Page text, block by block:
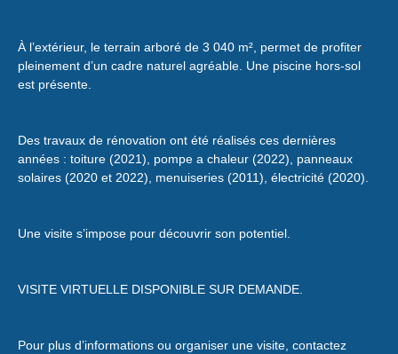
À l’extérieur, le terrain arboré de 3 040 m², permet de profiter
pleinement d’un cadre naturel agréable. Une piscine hors-sol
est présente.
Des travaux de rénovation ont été réalisés ces dernières
années : toiture (2021), pompe a chaleur (2022), panneaux
solaires (2020 et 2022), menuiseries (2011), électricité (2020).
Une visite s’impose pour découvrir son potentiel.
VISITE VIRTUELLE DISPONIBLE SUR DEMANDE.
Pour plus d’informations ou organiser une visite, contactez